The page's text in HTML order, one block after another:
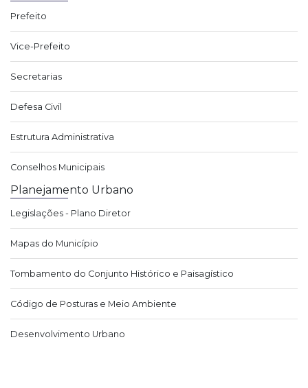
Prefeito
Vice-Prefeito
Secretarias
Defesa Civil
Estrutura Administrativa
Conselhos Municipais
Planejamento Urbano
Legislações - Plano Diretor
Mapas do Município
Tombamento do Conjunto Histórico e Paisagístico
Código de Posturas e Meio Ambiente
Desenvolvimento Urbano